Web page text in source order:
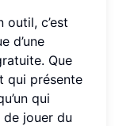
outil, c’est
d’une
Que
qui présente
qui
jouer du